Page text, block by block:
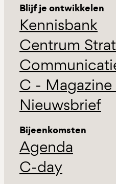
Blijf je ontwikkelen
Kennisbank
Centrum
C -
Nieuwsbrief
Bijeenkomsten
Agenda
C-day